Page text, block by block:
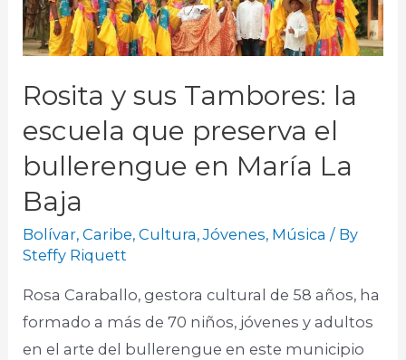
Rosita y sus Tambores: la
escuela que preserva el
bullerengue en María La
Baja
Bolívar,Caribe,Cultura,Jóvenes, Música / By
Steffy Riquett
Rosa Caraballo, gestora cultural de 58 años, ha
formado a más de 70 niños, jóvenes y adultos
en el arte del bullerengue en este municipio